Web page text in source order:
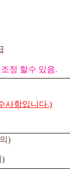
정 할수 있음.
사항입니다.)
)
)